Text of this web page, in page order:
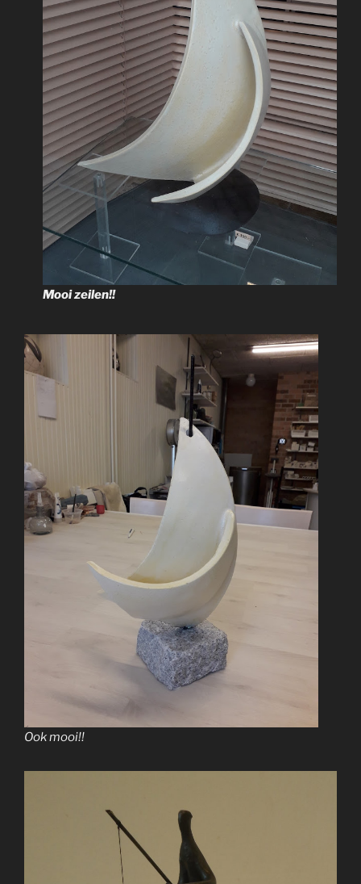
Mooi zeilen!!
Ook mooi!!